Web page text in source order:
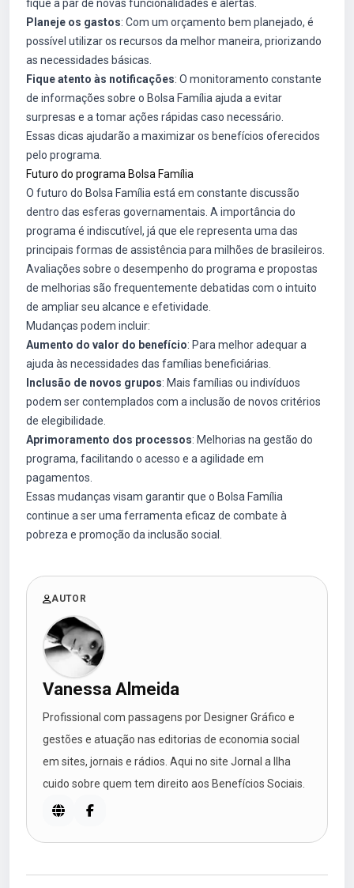
fique a par de novas funcionalidades e alertas.
Planeje os gastos: Com um orçamento bem planejado, é
possível utilizar os recursos da melhor maneira, priorizando
as necessidades básicas.
Fique atento às notificações: O monitoramento constante
de informações sobre o Bolsa Família ajuda a evitar
surpresas e a tomar ações rápidas caso necessário.
Essas dicas ajudarão a maximizar os benefícios oferecidos
pelo programa.
Futuro do programa Bolsa Família
O futuro do Bolsa Família está em constante discussão
dentro das esferas governamentais. A importância do
programa é indiscutível, já que ele representa uma das
principais formas de assistência para milhões de brasileiros.
Avaliações sobre o desempenho do programa e propostas
de melhorias são frequentemente debatidas com o intuito
de ampliar seu alcance e efetividade.
Mudanças podem incluir:
Aumento do valor do benefício: Para melhor adequar a
ajuda às necessidades das famílias beneficiárias.
Inclusão de novos grupos: Mais famílias ou indivíduos
podem ser contemplados com a inclusão de novos critérios
de elegibilidade.
Aprimoramento dos processos: Melhorias na gestão do
programa, facilitando o acesso e a agilidade em
pagamentos.
Essas mudanças visam garantir que o Bolsa Família
continue a ser uma ferramenta eficaz de combate à
pobreza e promoção da inclusão social.
AUTOR
Vanessa Almeida
Profissional com passagens por Designer Gráfico e
gestões e atuação nas editorias de economia social
em sites, jornais e rádios. Aqui no site Jornal a Ilha
cuido sobre quem tem direito aos Benefícios Sociais.